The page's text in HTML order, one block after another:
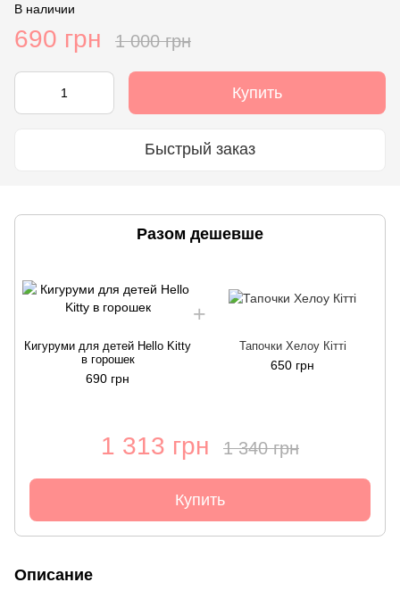
В наличии
690 грн 1 000 грн
Купить
Быстрый заказ
Разом дешевше
Кигуруми для детей Hello Kitty
в горошек
690 грн
Тапочки Хелоу Кітті
650 грн
1 313 грн 1 340 грн
Купить
Описание